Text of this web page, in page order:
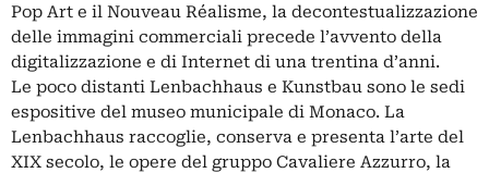
Pop Art e il Nouveau Réalisme, la decontestualizzazione
delle immagini commerciali precede l’avvento della
digitalizzazione e di Internet di una trentina d’anni.
Le poco distanti Lenbachhaus e Kunstbau sono le sedi
espositive del museo municipale di Monaco. La
Lenbachhaus raccoglie, conserva e presenta l’arte del
XIX secolo, le opere del gruppo Cavaliere Azzurro, la